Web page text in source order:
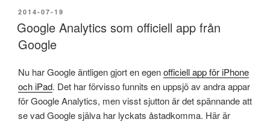
PUBLICERAT
2014-07-19
Google Analytics som officiell app från
Google
Nu har Google äntligen gjort en egenofficiell app för iPhone
och iPad. Det har förvisso funnits en uppsjö av andra appar
för Google Analytics, men visst sjutton är det spännande att
se vad Google själva har lyckats åstadkomma. Här är